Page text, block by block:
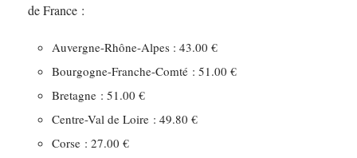
de France :
Auvergne-Rhône-Alpes : 43.00 €
Bourgogne-Franche-Comté : 51.00 €
Bretagne : 51.00 €
Centre-Val de Loire : 49.80 €
Corse : 27.00 €